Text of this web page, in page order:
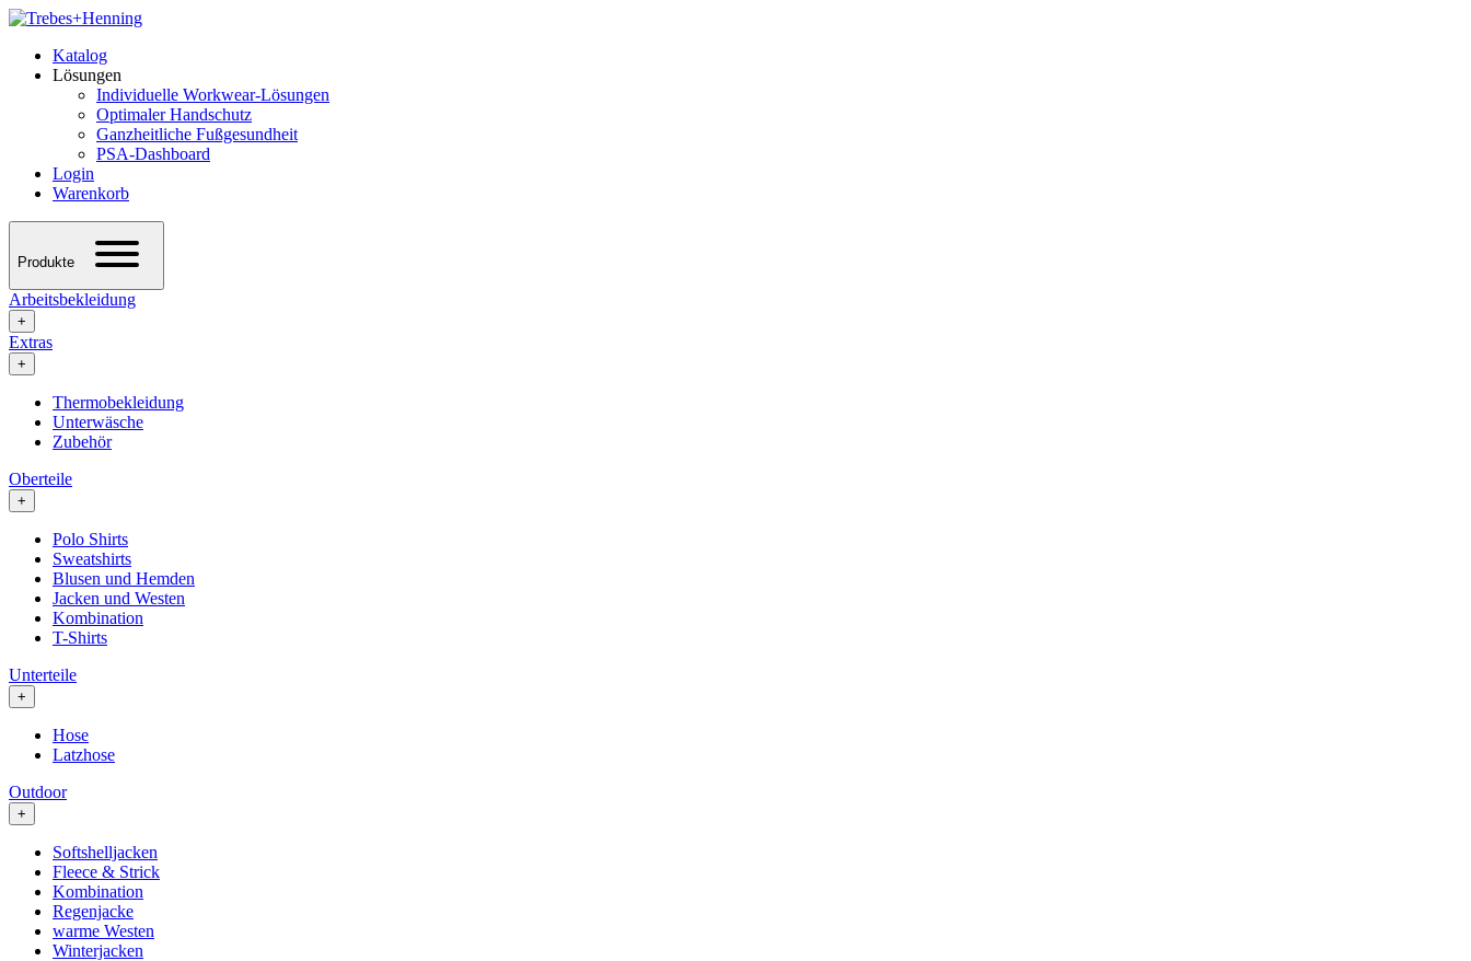
Katalog
Lösungen
Individuelle Workwear-Lösungen
Optimaler Handschutz
Ganzheitliche Fußgesundheit
PSA-Dashboard
Login
Warenkorb
Produkte
Arbeitsbekleidung
+
Extras
+
Thermobekleidung
Unterwäsche
Zubehör
Oberteile
+
Polo Shirts
Sweatshirts
Blusen und Hemden
Jacken und Westen
Kombination
T-Shirts
Unterteile
+
Hose
Latzhose
Outdoor
+
Softshelljacken
Fleece & Strick
Kombination
Regenjacke
warme Westen
Winterjacken